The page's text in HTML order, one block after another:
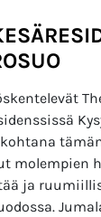
molempien
ja